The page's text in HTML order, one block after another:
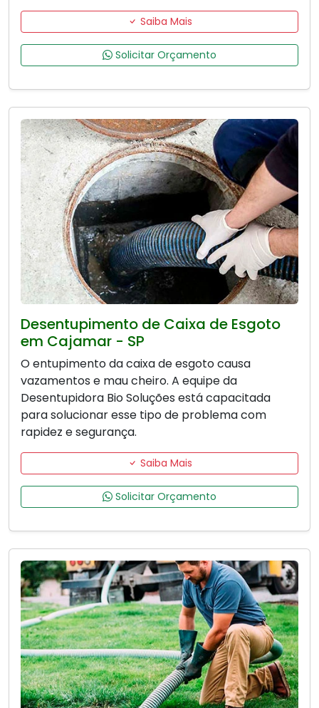
Saiba Mais
Solicitar Orçamento
Desentupimento de Caixa de Esgoto
em Cajamar - SP
O entupimento da caixa de esgoto causa
vazamentos e mau cheiro. A equipe da
Desentupidora Bio Soluções está capacitada
para solucionar esse tipo de problema com
rapidez e segurança.
Saiba Mais
Solicitar Orçamento